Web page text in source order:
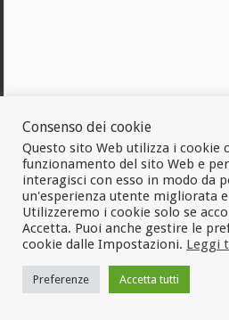
Allega una foto dell'errore
© Copyright 2026, Tutti i
Consenso dei cookie
Questo sito Web utilizza i cookie
funzionamento del sito Web e
interagisci con esso in modo da
un'esperienza utente migliorata
Utilizzeremo i cookie solo se
Accetta. Puoi anche gestire le
cookie dalle Impostazioni. Leggi
Preferenze Accetta tutti